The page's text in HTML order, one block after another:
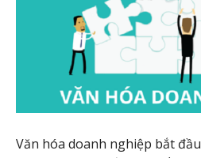
Văn hóa doanh nghiệp bắt